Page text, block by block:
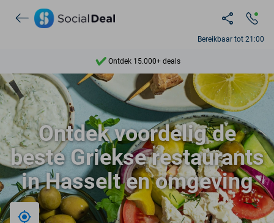
Bereikbaar tot 21:00
Ontdek 15.000+ deals
7 dagen per week beschikbaar
10+ miljoen leden
9,4
Ontdek 15.000+ deals
Ontdek voordelig de
beste Griekse restaurants
in Hasselt en omgeving
Bij mij in de buurt